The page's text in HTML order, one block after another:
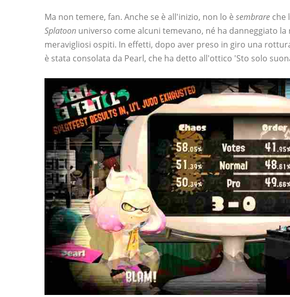
Ma non temere, fan. Anche se è all'inizio, non lo è sembrare che
Splatoon universo come alcuni temevano, né ha danneggiato
meravigliosi ospiti. In effetti, dopo aver preso in giro una
è stata consolata da Pearl, che ha detto all'ottico 'Sto solo